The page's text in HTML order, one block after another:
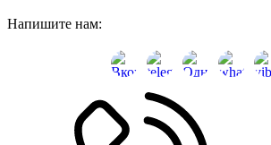
Напишите нам: